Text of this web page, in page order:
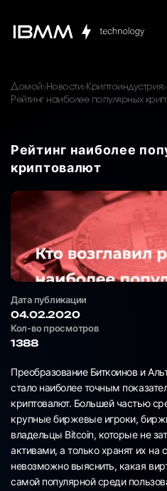
Домой Новости Криптоиндустрия
Рейтинг наиболее популярных
Рейтинг наиболее
криптовалют
Дата публикации
04.02.2020
Кол-во просмотров
1388
Преобразование Биткоинов и
стало наиболее точным
криптовалют. Большей частью
крупные биржевые игроки,
владельцы Bitcoin, которые не
активами, а только хранят их на
невозможно выяснить, какая
самой популярной среди